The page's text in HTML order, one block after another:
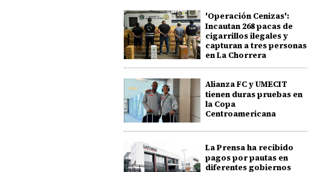
'Operación Cenizas':
Incautan 268 pacas de
cigarrillos ilegales y
capturan a tres personas
en La Chorrera
Alianza FC y UMECIT
tienen duras pruebas en
la Copa
Centroamericana
La Prensa ha recibido
pagos por pautas en
diferentes gobiernos